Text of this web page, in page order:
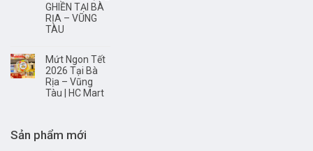
GHIỀN TẠI BÀ
RỊA – VŨNG
TÀU
Mứt Ngon Tết
2026 Tại Bà
Rịa – Vũng
Tàu | HC Mart
Sản phẩm mới